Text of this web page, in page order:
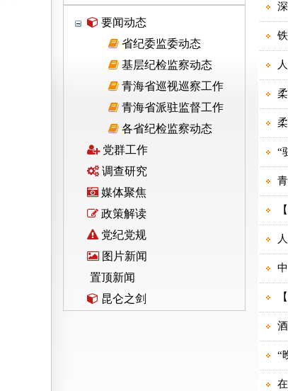
要闻动态
省纪委监委动态
基层纪检监察动态
青海省巡视巡察工作
青海省派驻监督工作
各省纪检监察动态
党群工作
调查研究
媒体聚焦
政策解读
党纪党规
图片新闻
置顶新闻
昆仑之剑